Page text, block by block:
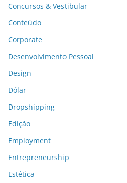
Concursos & Vestibular
Conteúdo
Corporate
Desenvolvimento Pessoal
Design
Dólar
Dropshipping
Edição
Employment
Entrepreneurship
Estética